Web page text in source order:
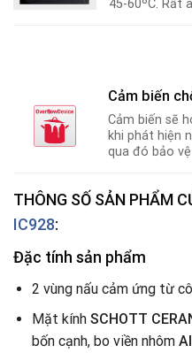
45-60ºC. Rất
Cảm biến
Cảm biến sẽ
khi phát hiện
qua đó bảo
THÔNG SỐ SẢN PHẨM
IC928:
Đặc tính sản phẩm
2 vùng nấu cảm ứng từ
Mặt kính SCHOTT
bốn cạnh, bo viền nhôm